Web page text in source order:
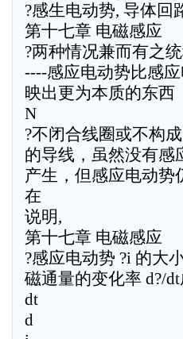
?感生电动势, 导体回
第十七章 电磁感应
?两种情况兼而有之
----感应电动势比感
映出更为本质的东西
N
?不闭合线圈或不构
的导线，虽然没有感
产生，但感应电动势
在
说明,
第十七章 电磁感应
?感应电动势 ?i 的大
磁通量的变化率 d?/
dt
d